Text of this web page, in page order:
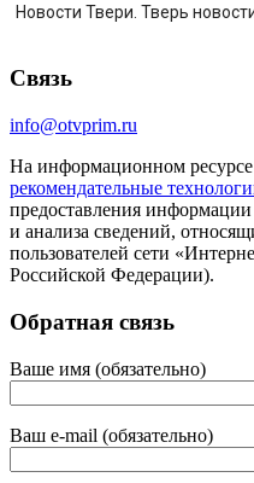
Новости Твери. Тверь
Связь
info@otvprim.ru
На информационном
рекомендательные
предоставления информации
и анализа сведений,
пользователей сети
Российской Федерации).
Обратная связь
Ваше имя (обязательно)
Ваш e-mail (обязательно)